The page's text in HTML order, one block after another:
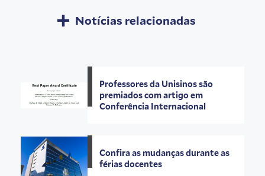
Notícias relacionadas
Professores da Unisinos são
premiados com artigo em
Conferência Internacional
Confira as mudanças durante as
férias docentes